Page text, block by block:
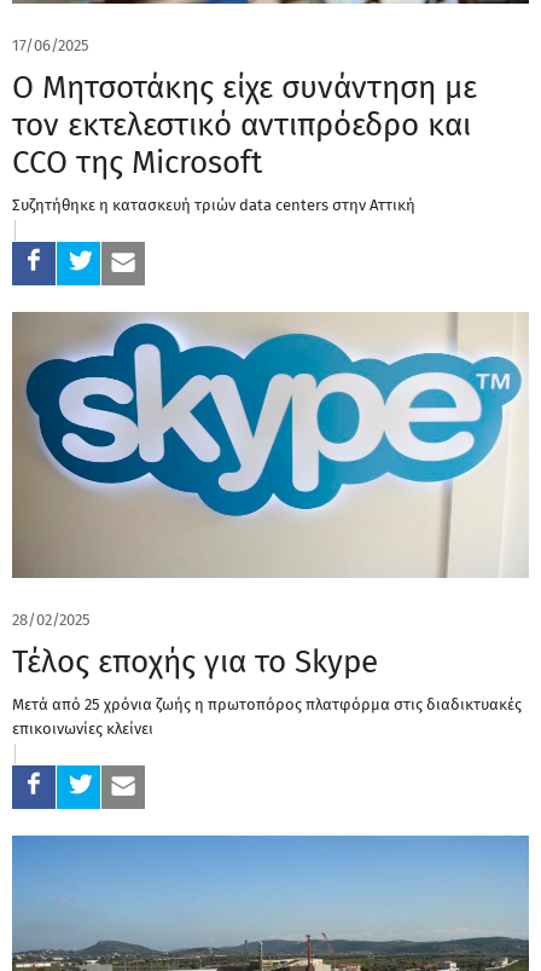
17/06/2025
Ο Μητσοτάκης είχε συνάντηση με
τον εκτελεστικό αντιπρόεδρο και
CCO της Microsoft
Συζητήθηκε η κατασκευή τριών data centers στην Αττική
28/02/2025
Τέλος εποχής για το Skype
Μετά από 25 χρόνια ζωής η πρωτοπόρος πλατφόρμα στις διαδικτυακές
επικοινωνίες κλείνει